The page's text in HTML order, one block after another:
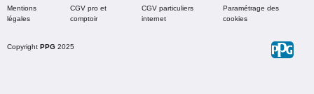
Mentions
légales
CGV pro et
comptoir
CGV particuliers
internet
Paramétrage des
cookies
Copyright PPG 2025